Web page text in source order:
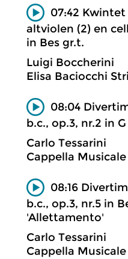
07:42
altviolen (2) en
in Bes gr.t.
Luigi Boccherini
Elisa Baciocchi
08:04
b.c., op.3, nr.2 in
Carlo Tessarini
Cappella
08:16
b.c., op.3, nr.5 in
'Allettamento'
Carlo Tessarini
Cappella